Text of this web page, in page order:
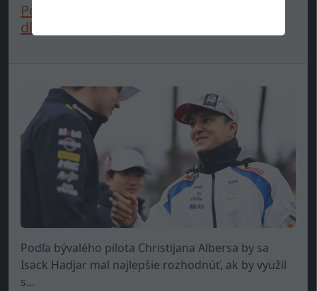
Poslal som správu Hadjarnovi: "Ak chceš
dlhú kariéru, opusti...
Podľa bývalého pilota Christijana Albersa by sa
Isack Hadjar mal najlepšie rozhodnúť, ak by využil
s...